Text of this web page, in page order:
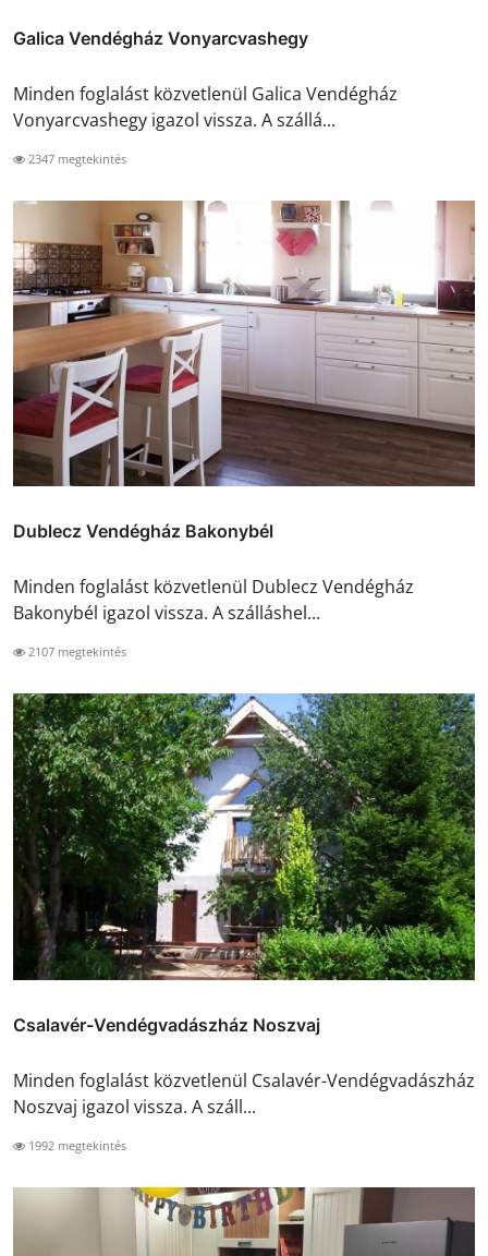
Galica Vendégház Vonyarcvashegy
Minden foglalást közvetlenül Galica Vendégház
Vonyarcvashegy igazol vissza. A szállá...
2347 megtekintés
Dublecz Vendégház Bakonybél
Minden foglalást közvetlenül Dublecz Vendégház
Bakonybél igazol vissza. A szálláshel...
2107 megtekintés
Csalavér-Vendégvadászház Noszvaj
Minden foglalást közvetlenül Csalavér-Vendégvadászház
Noszvaj igazol vissza. A száll...
1992 megtekintés